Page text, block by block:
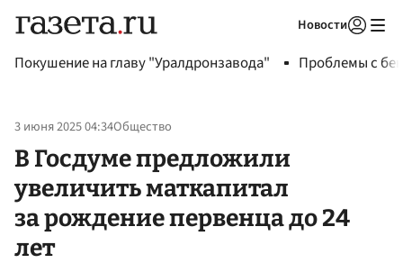
Новости
Покушение на главу "Уралдронзавода" Проблемы с
3 июня 2025 04:34Общество
В Госдуме предложили
увеличить маткапитал
за рождение первенца до 24
лет